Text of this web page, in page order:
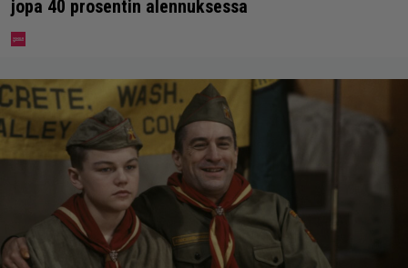
jopa 40 prosentin alennuksessa